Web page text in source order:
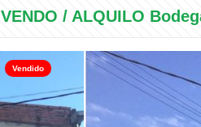
VENDO / ALQUILO
Vendido